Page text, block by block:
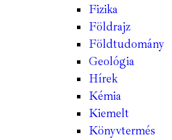
Fizika
Földrajz
Földtudomány
Geológia
Hírek
Kémia
Kiemelt
Könyvtermés